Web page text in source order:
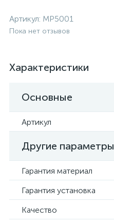
Артикул: MP5001
Пока нет отзывов
Характеристики
Основные
Артикул
Другие параметры
Гарантия материал
Гарантия установка
Качество